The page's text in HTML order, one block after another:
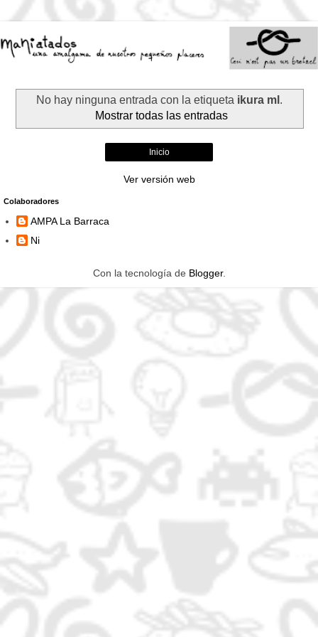
No hay ninguna entrada con la etiqueta ikura ml .
Mostrar todas las entradas
Inicio
Ver versión web
Colaboradores
AMPA La Barraca
Ni
Con la tecnología de Blogger.